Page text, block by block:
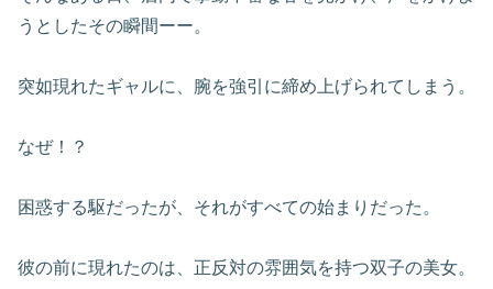
うとしたその瞬間ーー。
突如現れたギャルに、腕を強引に締め上げられてしまう。
なぜ！？
困惑する駆だったが、それがすべての始まりだった。
彼の前に現れたのは、正反対の雰囲気を持つ双子の美女。